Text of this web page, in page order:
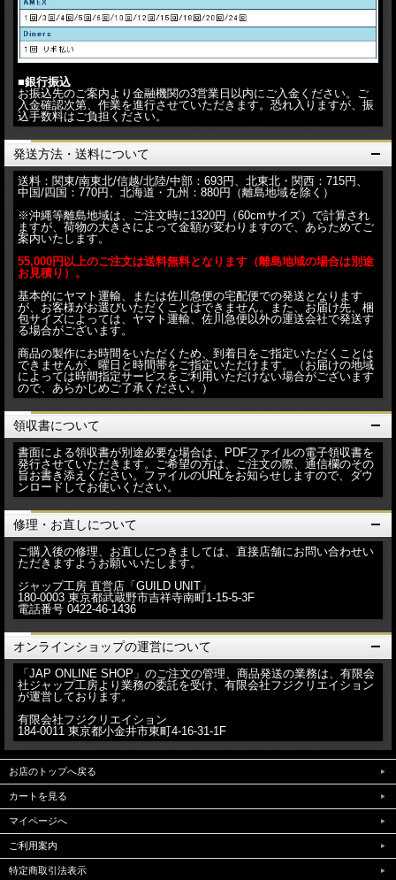
■銀行振込
お振込先のご案内より金融機関の3営業日以内にご入金ください。ご
入金確認次第、作業を進行させていただきます。恐れ入りますが、振
込手数料はご負担ください。
発送方法・送料について
送料：関東/南東北/信越/北陸/中部：693円、北東北・関西：715円、
中国/四国：770円、北海道・九州：880円（離島地域を除く）
※沖縄等離島地域は、ご注文時に1320円（60cmサイズ）で計算され
ますが、荷物の大きさによって金額が変わりますので、あらためてご
案内いたします。
55,000円以上のご注文は送料無料となります（離島地域の場合は別途
お見積り）。
基本的にヤマト運輸、または佐川急便の宅配便での発送となります
が、お客様がお選びいただくことはできません。また、お届け先、梱
包サイズによっては、ヤマト運輸、佐川急便以外の運送会社で発送す
る場合がございます。
商品の製作にお時間をいただくため、到着日をご指定いただくことは
できませんが、曜日と時間帯をご指定いただけます。（お届けの地域
によっては時間指定サービスをご利用いただけない場合がございます
ので、あらかじめご了承ください。）
領収書について
書面による領収書が別途必要な場合は、PDFファイルの電子領収書を
発行させていただきます。ご希望の方は、ご注文の際、通信欄のその
旨お書き添えください。ファイルのURLをお知らせしますので、ダウ
ンロードしてお使いください。
修理・お直しについて
ご購入後の修理、お直しにつきましては、直接店舗にお問い合わせい
ただきますようお願いいたします。
ジャップ工房 直営店「GUILD UNIT」
180-0003 東京都武蔵野市吉祥寺南町1-15-5-3F
電話番号 0422-46-1436
オンラインショップの運営について
「JAP ONLINE SHOP」のご注文の管理、商品発送の業務は、有限会
社ジャップ工房より業務の委託を受け、有限会社フジクリエイション
が運営しております。
有限会社フジクリエイション
184-0011 東京都小金井市東町4-16-31-1F
お店のトップへ戻る
カートを見る
マイページへ
ご利用案内
特定商取引法表示